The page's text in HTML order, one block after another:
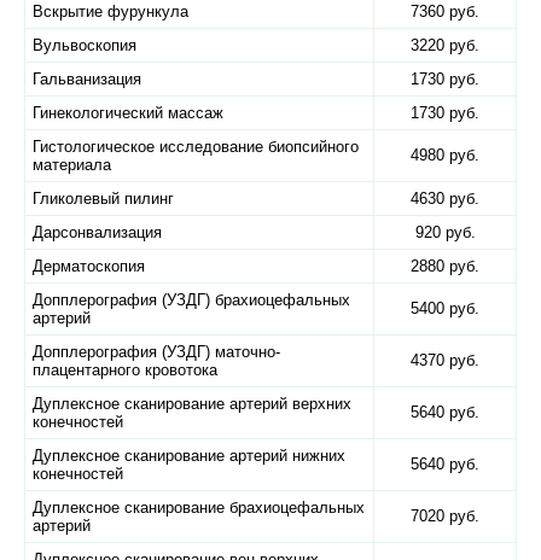
Вскрытие фурункула
7360 руб.
Вульвоскопия
3220 руб.
Гальванизация
1730 руб.
Гинекологический массаж
1730 руб.
Гистологическое исследование биопсийного
материала
4980 руб.
Гликолевый пилинг
4630 руб.
Дарсонвализация
920 руб.
Дерматоскопия
2880 руб.
Допплерография (УЗДГ) брахиоцефальных
артерий
5400 руб.
Допплерография (УЗДГ) маточно-
плацентарного кровотока
4370 руб.
Дуплексное сканирование артерий верхних
конечностей
5640 руб.
Дуплексное сканирование артерий нижних
конечностей
5640 руб.
Дуплексное сканирование брахиоцефальных
артерий
7020 руб.